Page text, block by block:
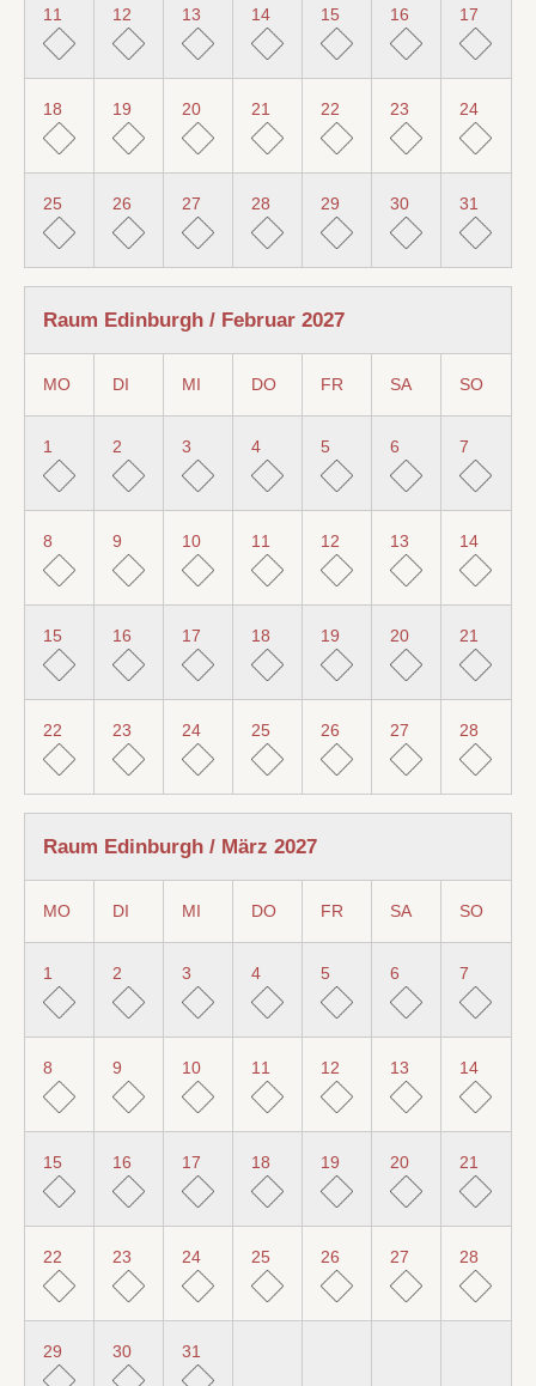
11 12 13 14 15 16 17
18 19 20 21 22 23 24
25 26 27 28 29 30 31
Raum Edinburgh / Februar 2027
MO DI MI DO FR SA SO
1 2 3 4 5 6 7
8 9 10 11 12 13 14
15 16 17 18 19 20 21
22 23 24 25 26 27 28
Raum Edinburgh / März 2027
MO DI MI DO FR SA SO
1 2 3 4 5 6 7
8 9 10 11 12 13 14
15 16 17 18 19 20 21
22 23 24 25 26 27 28
29 30 31